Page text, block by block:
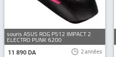
souris ASUS ROG P512 IMPACT 2
ELECTRO PUNK 6200
11 890 DA 2 années